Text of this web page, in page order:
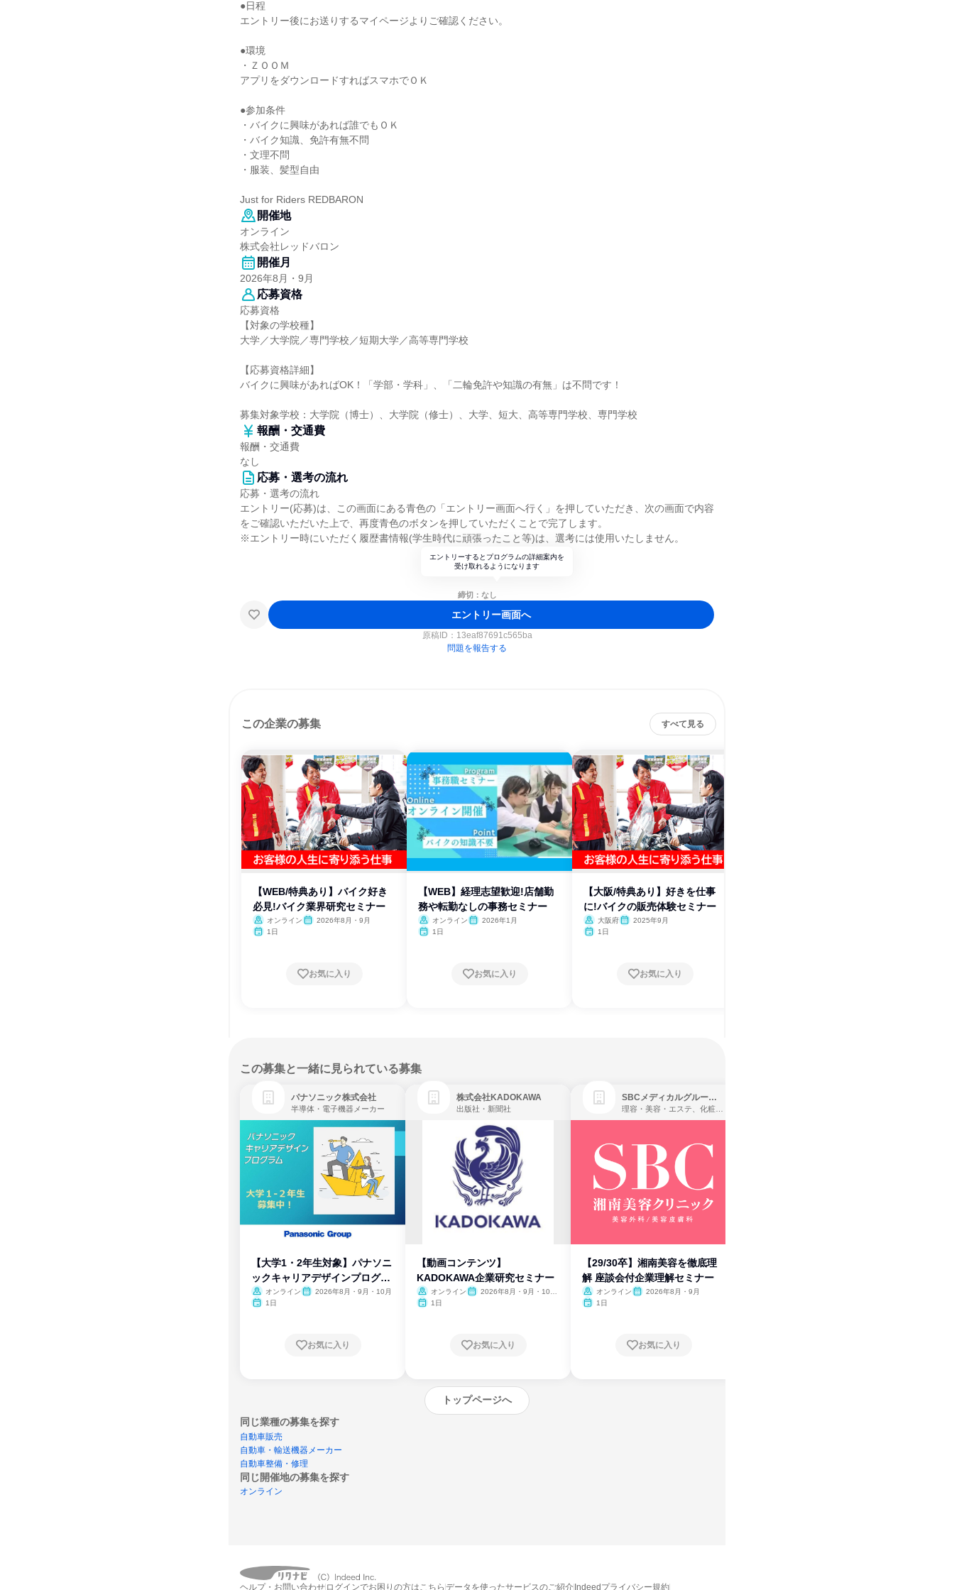
●日程
エントリー後にお送りするマイページよりご確認ください。
●環境
・ＺＯＯＭ
アプリをダウンロードすればスマホでＯＫ
●参加条件
・バイクに興味があれば誰でもＯＫ
・バイク知識、免許有無不問
・文理不問
・服装、髪型自由
Just for Riders REDBARON
開催地
オンライン
株式会社レッドバロン
開催月
2026年8月・9月
応募資格
応募資格
【対象の学校種】
大学／大学院／専門学校／短期大学／高等専門学校
【応募資格詳細】
バイクに興味があればOK！「学部・学科」、「二輪免許や知識の有無」は不問です！
募集対象学校：大学院（博士）、大学院（修士）、大学、短大、高等専門学校、専門学校
報酬・交通費
報酬・交通費
なし
応募・選考の流れ
応募・選考の流れ
エントリー(応募)は、この画面にある青色の「エントリー画面へ行く」を押していただき、次の画面で内容
をご確認いただいた上で、再度青色のボタンを押していただくことで完了します。
※エントリー時にいただく履歴書情報(学生時代に頑張ったこと等)は、選考には使用いたしません。
エントリーするとプログラムの詳細案内を
受け取れるようになります
締切：なし
エントリー画面へ
原稿ID： 13eaf87691c565ba
問題を報告する
この企業の募集 すべて見る
【WEB/特典あり】バイク好き
必見!バイク業界研究セミナー
オンライン
2026年8月・9月
1日
お気に入り
【WEB】経理志望歓迎!店舗勤
務や転勤なしの事務セミナー
オンライン
2026年1月
1日
お気に入り
【大阪/特典あり】好きを仕事
に!バイクの販売体験セミナー
大阪府
2025年9月
1日
お気に入り
この募集と一緒に見られている募集
パナソニック株式会社
半導体・電子機器メーカー
【大学1・2年生対象】パナソニ
ックキャリアデザインプログラ
ム
オンライン
2026年8月・9月・10月
1日
お気に入り
株式会社KADOKAWA
出版社・新聞社
【動画コンテンツ】
KADOKAWA企業研究セミナー
オンライン
2026年8月・9月・10
1日
お気に入り
SBCメディカルグループ株式会社
理容・美容・エステ、化粧品・理美容用品小売、医療・病院
【29/30卒】湘南美容を徹底理
解 座談会付企業理解セミナー
オンライン
2026年8月・9月
1日
お気に入り
トップページへ
同じ業種の募集を探す
自動車販売
自動車・輸送機器メーカー
自動車整備・修理
同じ開催地の募集を探す
オンライン
ヘルプ・お問い合わせ ログインでお困りの方はこちら データを使ったサービスのご紹介 Indeedプライバシー規約